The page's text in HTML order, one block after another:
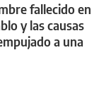
fallecido en
y las causas
a una